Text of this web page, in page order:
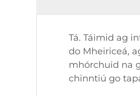
Tá. Táimid ag
do Mheiriceá,
mhórchuid na
chinntiú go